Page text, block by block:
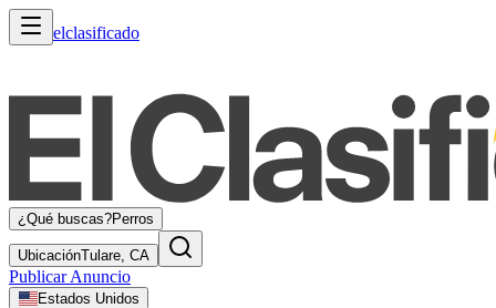
elclasificado
¿Qué buscas?Perros
UbicaciónTulare, CA
Publicar Anuncio
Estados Unidos